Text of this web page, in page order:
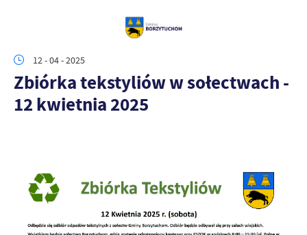
12 - 04 - 2025
Zbiórka tekstyliów w sołectwach -
12 kwietnia 2025